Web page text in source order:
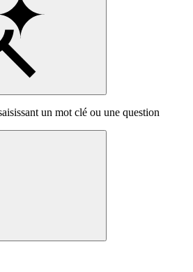
un mot clé ou une question